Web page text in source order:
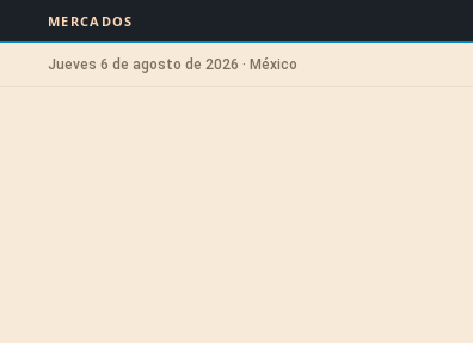
MERCADOS
Jueves 6 de agosto de 2026 · México